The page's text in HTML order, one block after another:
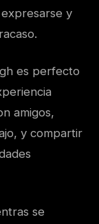
y
es perfecto
amigos,
y compartir
se